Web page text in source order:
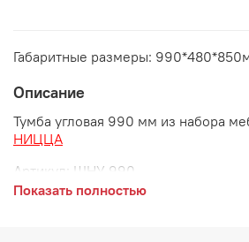
Габаритные размеры:
Описание
Тумба угловая 990 мм из набора
НИЦЦА
Артикул : ШНУ 990
Показать полностью